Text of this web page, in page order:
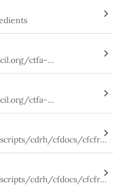
ctfa-
ctfa-
scripts/cdrh/cfdocs/cfcfr/
scripts/cdrh/cfdocs/cfcfr/